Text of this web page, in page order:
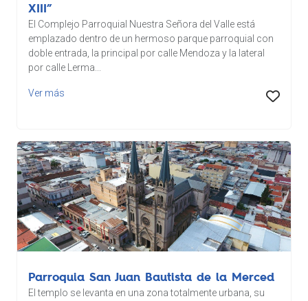
XIII”
El Complejo Parroquial Nuestra Señora del Valle está
emplazado dentro de un hermoso parque parroquial con
doble entrada, la principal por calle Mendoza y la lateral
por calle Lerma...
Ver más
Parroquia San Juan Bautista de la Merced
El templo se levanta en una zona totalmente urbana, su